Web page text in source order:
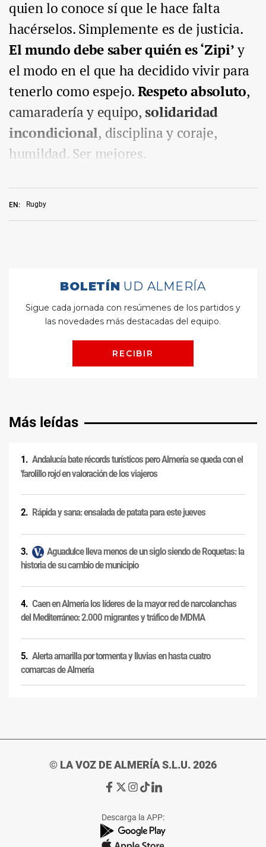
EN: Rugby
quien lo conoce sí que le hace falta
hacérselos. Simplemente es de justicia.
El mundo debe saber quién es ‘Zipi’y
el modo en el que ha decidido vivir para
tenerlo como espejo.Respeto absoluto,
camaradería y equipo,solidaridad
incondicional, disciplina y coraje,
humildad. Ser mejores.
Más leídas
Andalucía bate récords turísticos pero Almería se queda con el
'farolillo rojo' en valoración de los viajeros
Rápida y sana: ensalada de patata para este jueves
Aguadulce lleva menos de un siglo siendo de Roquetas: la
historia de su cambio de municipio
Caen en Almería los líderes de la mayor red de narcolanchas
del Mediterráneo: 2.000 migrantes y tráfico de MDMA
Alerta amarilla por tormenta y lluvias en hasta cuatro
comarcas de Almería
© LA VOZ DE ALMERÍA S.L.U. 2026
Ir
de
La
Ir
de
La
Ir
de
La
Ir
de
La
Ir
de
La
Descarga la APP: